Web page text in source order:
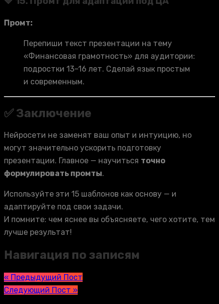
Промт:
Перепиши текст презентации на тему
«Финансовая грамотность» для аудитории:
подростки 13–16 лет. Сделай язык простым
и современным.
✅ Заключение
Нейросети не заменят ваш опыт и интуицию, но
могут значительно ускорить подготовку
презентации. Главное — научиться точно
формулировать промты.
Используйте эти 15 шаблонов как основу — и
адаптируйте под свои задачи.
И помните: чем яснее вы объясняете, чего хотите, тем
лучше результат!
Навигация по записям
« Предыдущий Пост
Следующий Пост »